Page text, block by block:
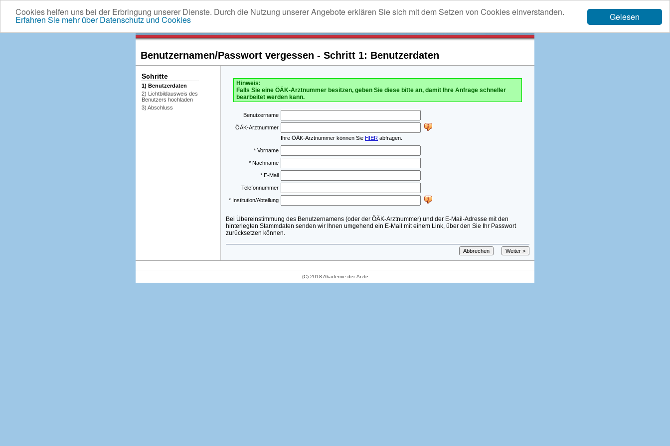
Gelesen
Cookies helfen uns bei der Erbringung unserer Dienste. Durch die Nutzung unserer Angebote erklären Sie sich mit dem Setzen von Cookies einverstanden.
Erfahren Sie mehr über Datenschutz und Cookies
Benutzernamen/Passwort vergessen - Schritt 1: Benutzerdaten
Schritte
1) Benutzerdaten
2) Lichtbildausweis des
Benutzers hochladen
3) Abschluss
Hinweis:
Falls Sie eine ÖÄK-Arztnummer besitzen, geben Sie diese bitte an, damit Ihre Anfrage schneller
bearbeitet werden kann.
Benutzername
ÖÄK-Arztnummer
Ihre ÖÄK-Arztnummer können Sie HIER abfragen.
* Vorname
* Nachname
* E-Mail
Telefonnummer
* Institution/Abteilung
Bei Übereinstimmung des Benutzernamens (oder der ÖÄK-Arztnummer) und der E-Mail-Adresse mit den
hinterlegten Stammdaten senden wir Ihnen umgehend ein E-Mail mit einem Link, über den Sie Ihr Passwort
zurücksetzen können.
(C) 2018 Akademie der Ärzte